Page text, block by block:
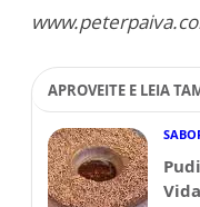
APROVEITE E LEIA
Vida